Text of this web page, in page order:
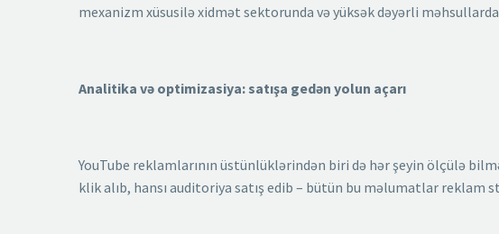
mexanizm xüsusilə xidmət sektorunda və yüksək dəyərli
Analitika və optimizasiya: satışa gedən yolun açarı
YouTube reklamlarının üstünlüklərindən biri də hər şeyin ölçülə
klik alıb, hansı auditoriya satış edib – bütün bu məlumatlar reklam